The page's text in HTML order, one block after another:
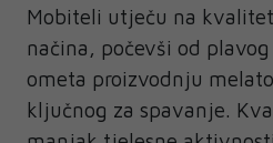
Mobiteli utječu na
načina, počevši od
ometa proizvodnju
ključnog za spavanje.